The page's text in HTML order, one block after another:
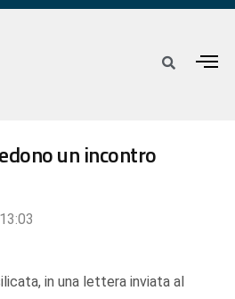
un incontro
13:03
in una lettera inviata al